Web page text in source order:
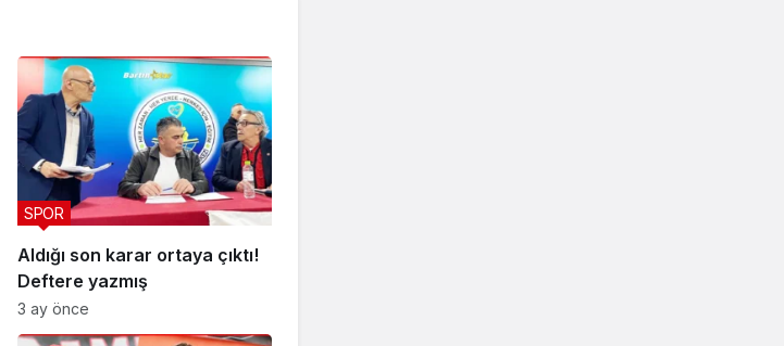
Aldığı son karar ortaya çıktı!
Deftere yazmış
SPOR
3 ay önce